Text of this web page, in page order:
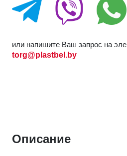
или напишите Ваш запрос на
torg@plastbel.by
Описание